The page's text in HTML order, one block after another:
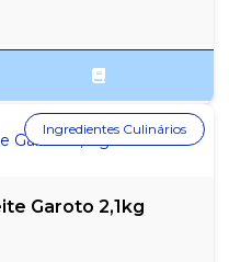
Garoto 2,1kg
Ingredientes Culinários